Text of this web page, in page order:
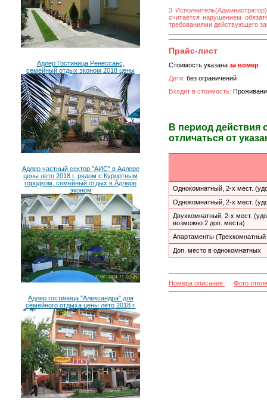
Адлер Гостиница Ренессанс,
семейный отдых эконом 2018 цены
Адлер частный сектор "АИС" в Адлере
цены лето 2018 г, рядом с Курортным
городком, семейный отдых в Адлере
эконом
Адлер гостиница "Александра" для
семейного отдыха цены лето 2018 г.
3
считается нарушением
требованиями действующего
Прайс-лист
Стоимость указана за номер
Дети: без ограничений
Входит в стоимость:
В период действия
отличаться от
Однокомнатный, 2-х мест.
Однокомнатный, 2-х мест.
Двухкомнатный, 2-х мест.
возможно 2 доп. места)
Апартаменты
Доп. место в однокомнатных
Номера описание Фото отеля